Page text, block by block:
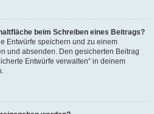
beim Schreiben eines Beitrags?
Entwürfe speichern und zu einem
und absenden. Den gesicherten Beitrag
Entwürfe verwalten“ in deinem